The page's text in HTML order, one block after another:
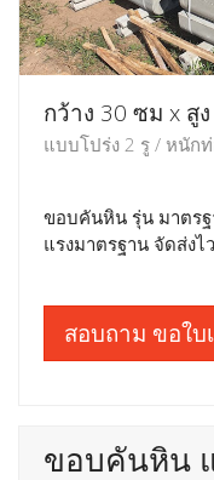
กว้าง 30 ซม x สู
แบบโปร่ง 2 รู / หนัก
ขอบคันหิน รุ่น มาตร
แรงมาตรฐาน จัดส่งไ
สอบถาม ขอใบ
ขอบคันหิน